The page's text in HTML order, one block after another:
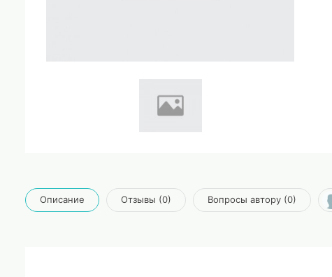
Описание Отзывы (0) Вопросы автору (0)